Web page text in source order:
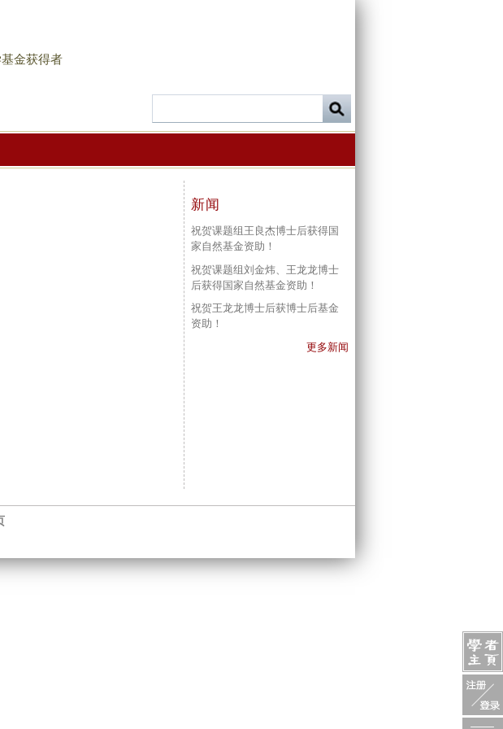
金获得者
新闻
祝贺课题组王良杰博士后获得国
家自然基金资助！
祝贺课题组刘金炜、王龙龙博士
后获得国家自然基金资助！
祝贺王龙龙博士后获博士后基金
资助！
更多新闻